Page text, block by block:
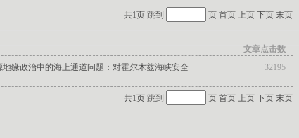
共1页 跳到 页 首页 上页 下页 末页
文章点击数
缘政治中的海上通道问题：对霍尔木兹海峡安全
32195
共1页 跳到 页 首页 上页 下页 末页